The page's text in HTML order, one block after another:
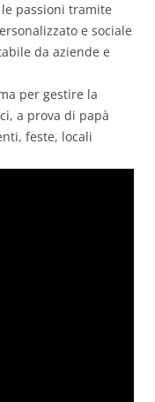
passioni tramite
e sociale
da aziende e
per gestire la
a prova di papà
feste, locali